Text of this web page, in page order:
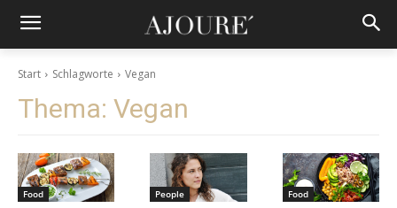
Start Schlagworte Vegan
Thema: Vegan
Food People Food